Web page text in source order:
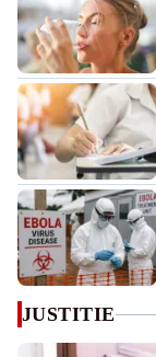
JUSTITIE